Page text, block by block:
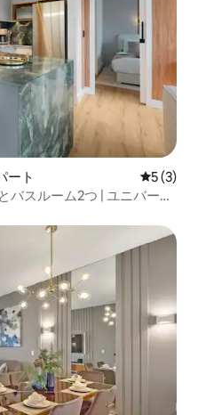
ート レビュー
5 (3)
バスルーム2つ | ユニバーサ